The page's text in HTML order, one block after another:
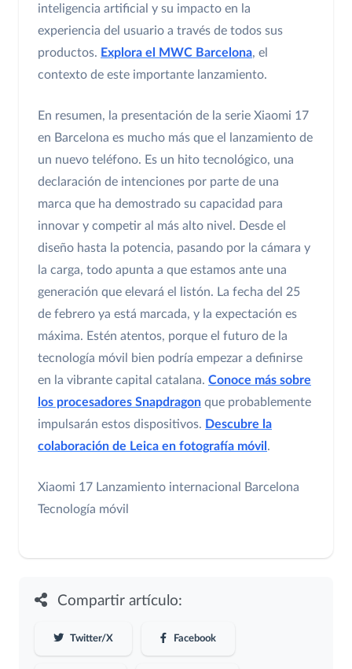
inteligencia artificial y su impacto en la
experiencia del usuario a través de todos sus
productos. Explora el MWC Barcelona, el
contexto de este importante lanzamiento.
En resumen, la presentación de la serie Xiaomi 17
en Barcelona es mucho más que el lanzamiento de
un nuevo teléfono. Es un hito tecnológico, una
declaración de intenciones por parte de una
marca que ha demostrado su capacidad para
innovar y competir al más alto nivel. Desde el
diseño hasta la potencia, pasando por la cámara y
la carga, todo apunta a que estamos ante una
generación que elevará el listón. La fecha del 25
de febrero ya está marcada, y la expectación es
máxima. Estén atentos, porque el futuro de la
tecnología móvil bien podría empezar a definirse
en la vibrante capital catalana. Conoce más sobre
los procesadores Snapdragon que probablemente
impulsarán estos dispositivos. Descubre la
colaboración de Leica en fotografía móvil .
Xiaomi 17 Lanzamiento internacional
Barcelona
Tecnología móvil
Compartir artículo:
Twitter/X Facebook